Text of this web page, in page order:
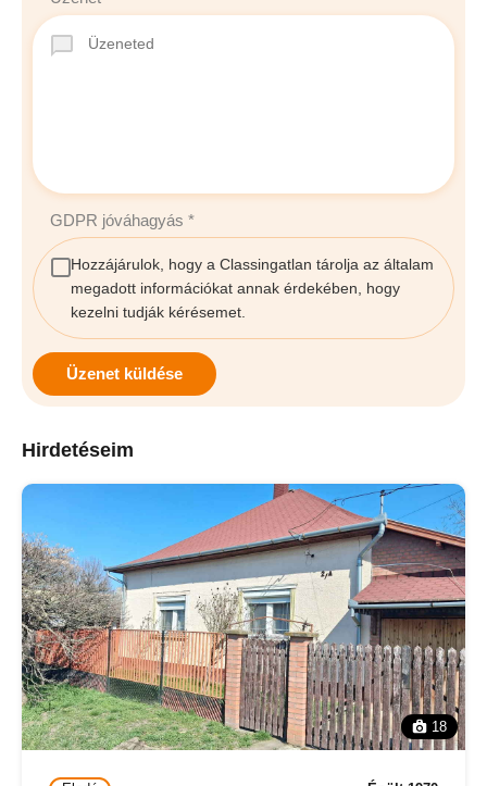
GDPR jóváhagyás *
Hozzájárulok, hogy a Classingatlan tárolja az általam
megadott információkat annak érdekében, hogy
kezelni tudják kérésemet.
Üzenet küldése
Hirdetéseim
18